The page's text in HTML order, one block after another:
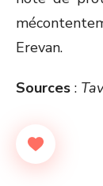
Erevan.
Sources :